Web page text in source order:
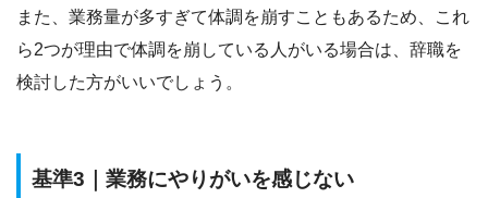
また、業務量が多すぎて体調を崩すこともあるため、これ
ら2つが理由で体調を崩している人がいる場合は、辞職を
検討した方がいいでしょう。
基準3｜業務にやりがいを感じない